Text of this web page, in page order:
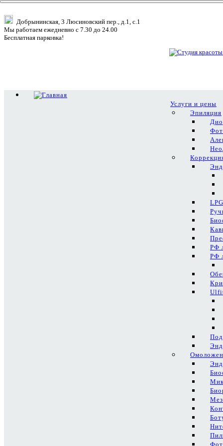
Добрынинская, 3 Люсиновский пер., д.1, с.1
Мы работаем ежедневно с 7.30 до 24.00
Бесплатная парковка!
Услуги и цены
Эпиляция
РФ
РФ